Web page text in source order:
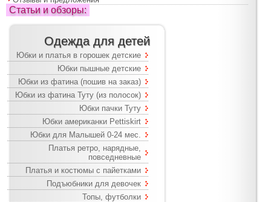
Статьи и обзоры:
Одежда для детей
Юбки и платья в горошек детские
Юбки пышные детские
Юбки из фатина (пошив на заказ)
Юбки из фатина Туту (из полосок)
Юбки пачки Туту
Юбки американки Pettiskirt
Юбки для Малышей 0-24 мес.
Платья ретро, нарядные,
повседневные
Платья и костюмы с пайетками
Подъюбники для девочек
Топы, футболки